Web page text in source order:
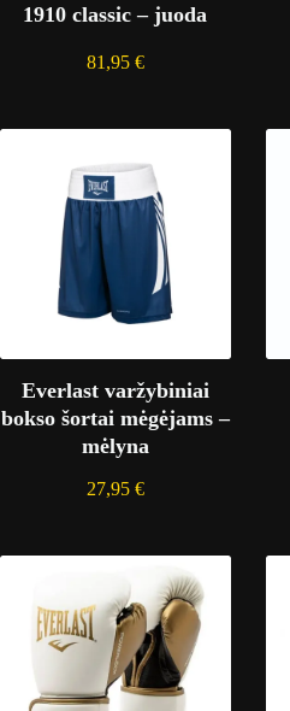
1910 classic – juoda
81,95 €
Everlast varžybiniai
bokso šortai mėgėjams –
mėlyna
27,95 €